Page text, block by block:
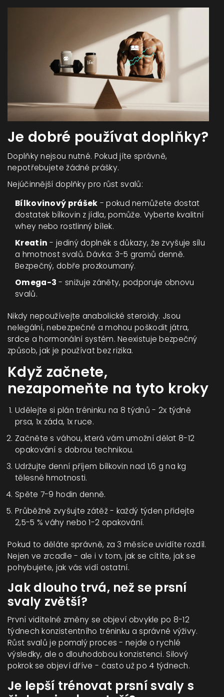
Je dobré používat doplňky?
Doplňky nejsou nutné. Pokud jíte správně,
nepotřebujete žádné prášky.
Nejúčinnější doplňky pro růst svalů:
Bílkovinový prášek - pokud nemůžete dostat
dostatek bílkovin z jídla, pomůže. Vyberte kvalitní
whey nebo rostlinný bílek.
Kreatin - jediný doplněk s důkazy, že zvyšuje sílu
a hmotnost svalů. Dávka: 3-5 gramů denně.
Bezpečný, dobře prozkoumaný.
Omega-3 - snižuje záněty, podporuje obnovu
svalů.
Nikdy nepoužívejte anabolické steroidy. Jsou
nelegální, nebezpečné a mohou poškodit játra,
srdce a hormonální systém. Neexistuje bezpečný
způsob, jak je používat bez rizika.
Když začnete,
nezapomeňte na tyto kroky
Udělejte si plán tréninku na 8 týdnů - 2x týdně
prsa, 1x záda, 1x ruce.
Začněte s váhou, která vám umožní dělat 8-12
opakování s dobrou technikou.
Udržujte denní příjem bílkovin nad 1,6 g na kg
tělesné hmotnosti.
Spěte 7-9 hodin denně.
Průběžně zvyšujte zátěž - každý týden přidejte
2,5-5 % váhy nebo 1-2 opakování.
Pokud to děláte správně, za 3 měsíce uvidíte rozdíl.
Nejen ve zrcadle - ale i v tom, jak se cítíte, jak se
pohybujete, jak vás vidí ostatní.
Jak dlouho trvá, než se prsní
svaly zvětší?
První viditelné změny se objeví obvykle po 8-12
týdnech konzistentního tréninku a správné výživy.
Růst svalů je pomalý proces - nejde o rychlé
výsledky, ale o dlouhodobou konzistenci. Silový
pokrok se objeví dříve - často už po 4 týdnech.
Je lepší trénovat prsní svaly s